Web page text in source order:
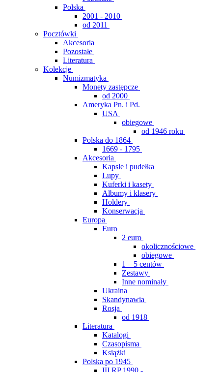
Polska
2001 - 2010
od 2011
Pocztówki
Akcesoria
Pozostałe
Literatura
Kolekcje
Numizmatyka
Monety zastępcze
od 2000
Ameryka Pn. i Pd.
USA
obiegowe
od 1946 roku
Polska do 1864
1669 - 1795
Akcesoria
Kapsle i pudełka
Lupy
Kuferki i kasety
Albumy i klasery
Holdery
Konserwacja
Europa
Euro
2 euro
okolicznościowe
obiegowe
1 – 5 centów
Zestawy
Inne nominały
Ukraina
Skandynawia
Rosja
od 1918
Literatura
Katalogi
Czasopisma
Książki
Polska po 1945
III RP 1990 -